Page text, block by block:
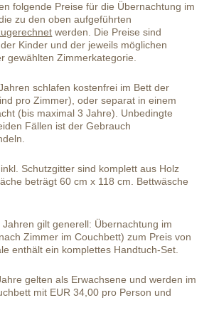
folgende Preise für die Übernachtung im
zu den oben aufgeführten
werden. Die Preise sind
Kinder und der jeweils möglichen
gewählten Zimmerkategorie.
schlafen kostenfrei im Bett der
pro Zimmer), oder separat in einem
(bis maximal 3 Jahre). Unbedingte
Fällen ist der Gebrauch
Schutzgitter sind komplett aus Holz
beträgt 60 cm x 118 cm. Bettwäsche
gilt generell: Übernachtung im
Zimmer im Couchbett) zum Preis von
enthält ein komplettes Handtuch-Set.
gelten als Erwachsene und werden im
mit EUR 34,00 pro Person und